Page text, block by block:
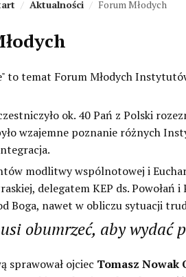
/ Aktualności / Forum Młodych
to temat Forum Młodych
ok. 40 Pań z Polski
wzajemne poznanie różnych
modlitwy wspólnotowej i
delegatem KEP ds.
Boga, nawet w obliczu sytuacji
obumrzeć, aby wydać
sprawował ojciec Tomasz Nowak